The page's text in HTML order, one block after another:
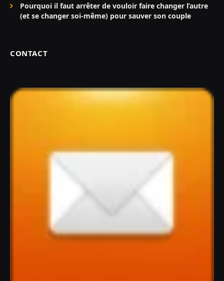
Pourquoi il faut arrêter de vouloir faire changer l’autre
(et se changer soi-même) pour sauver son couple
CONTACT